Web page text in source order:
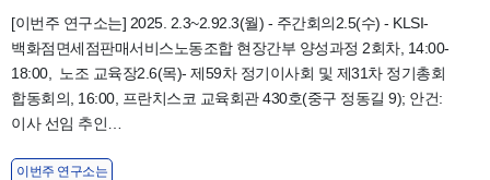
[이번주 연구소는] 2025. 2.3~2.92.3(월) - 주간회의2.5(수) - KLSI-
백화점면세점판매서비스노동조합 현장간부 양성과정 2회차, 14:00-
18:00, 노조 교육장2.6(목)- 제59차 정기이사회 및 제31차 정기총회
합동회의, 16:00, 프란치스코 교육회관 430호(중구 정동길 9); 안건:
이사 선임 추인…
이번주 연구소는